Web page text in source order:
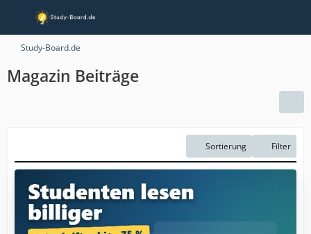
Study-Board.de
Magazin Beiträge
Sortierung Filter